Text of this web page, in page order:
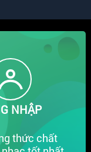
NHẬP
thức chất